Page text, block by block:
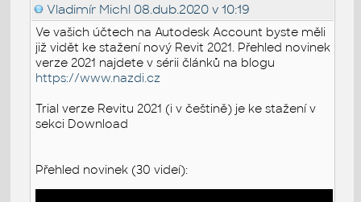
Vladimír Michl 08.dub.2020 v 10:19
Ve vašich účtech na Autodesk Account byste měli
již vidět ke stažení nový Revit 2021. Přehled novinek
verze 2021 najdete v sérii článků na blogu
https://www.nazdi.cz
Trial verze Revitu 2021 (i v češtině) je ke stažení v
sekci Download
Přehled novinek (30 videí):